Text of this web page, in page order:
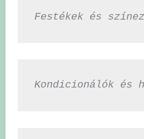
Festékek és
Kondicionálók és